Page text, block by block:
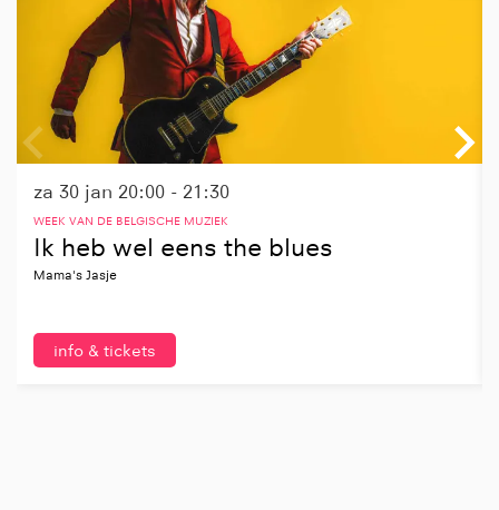
Ik heb wel eens the blues
Mama's Jasje
WEEK VAN DE BELGISCHE MUZIEK
za 30 jan 20:00 - 21:30
info & tickets